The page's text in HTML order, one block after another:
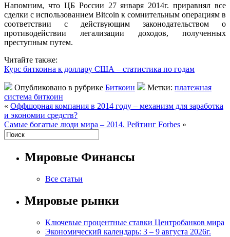
Напомним, что ЦБ России 27 января 2014г. приравнял все
сделки с использованием Bitcoin к сомнительным операциям в
соответствии с действующим законодательством о
противодействии легализации доходов, полученных
преступным путем.
Читайте также:
Курс биткоина к доллару США – статистика по годам
Опубликовано в рубрике Биткоин Метки: платежная
система биткоин
« Оффшорная компания в 2014 году – механизм для заработка
и экономии средств?
Самые богатые люди мира – 2014. Рейтинг Forbes »
Мировые Финансы
Все статьи
Мировые рынки
Ключевые процентные ставки Центробанков мира
Экономический календарь: 3 – 9 августа 2026г.